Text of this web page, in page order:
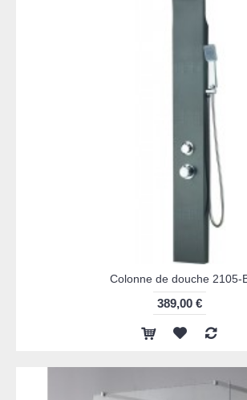
Colonne de douche 2105-
389,00 €